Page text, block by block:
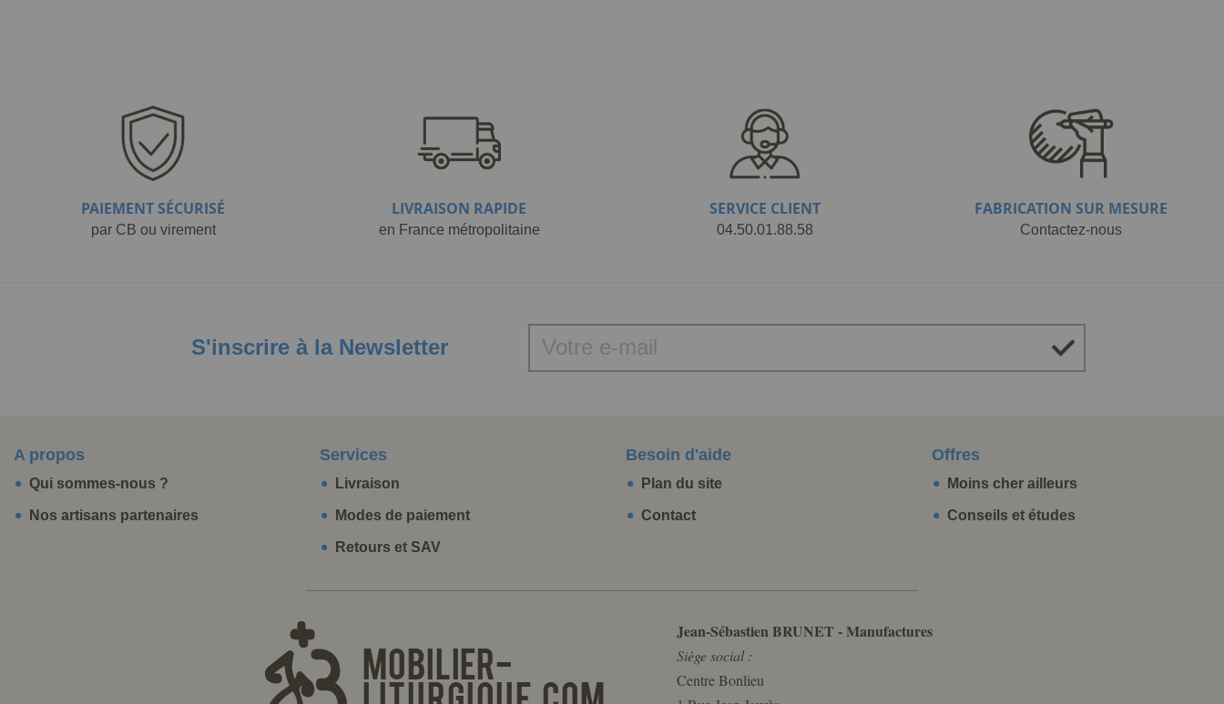
PAIEMENT SÉCURISÉ
par CB ou virement
LIVRAISON RAPIDE
en France métropolitaine
SERVICE CLIENT
04.50.01.88.58
FABRICATION SUR MESURE
Contactez-nous
S'inscrire à la Newsletter
A propos
Qui sommes-nous ?
Nos artisans partenaires
Services
Livraison
Modes de paiement
Retours et SAV
Besoin d'aide
Plan du site
Contact
Offres
Moins cher ailleurs
Conseils et études
Jean-Sébastien BRUNET - Manufactures
Siège social :
Centre Bonlieu